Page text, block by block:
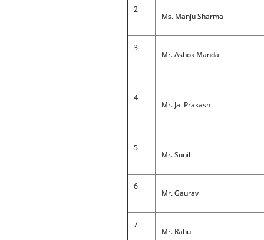
2
Ms. Manju Sharma
3
Mr. Ashok Mandal
4
Mr. Jai Prakash
5
Mr. Sunil
6
Mr. Gaurav
7
Mr. Rahul